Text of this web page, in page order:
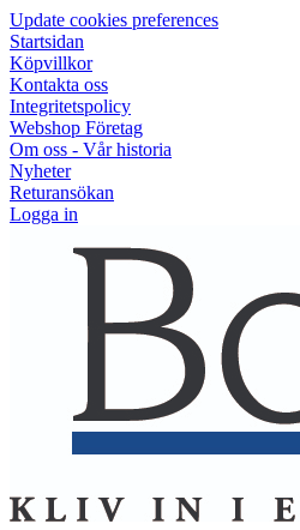
Update cookies preferences
Startsidan
Köpvillkor
Kontakta oss
Integritetspolicy
Webshop Företag
Om oss - Vår historia
Nyheter
Returansökan
Logga in